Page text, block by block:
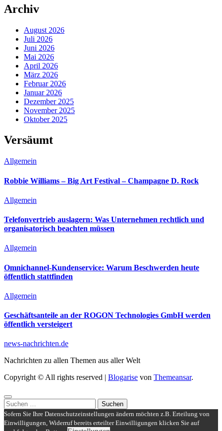
Archiv
August 2026
Juli 2026
Juni 2026
Mai 2026
April 2026
März 2026
Februar 2026
Januar 2026
Dezember 2025
November 2025
Oktober 2025
Versäumt
Allgemein
Robbie Williams – Big Art Festival – Champagne D. Rock
Allgemein
Telefonvertrieb auslagern: Was Unternehmen rechtlich und
organisatorisch beachten müssen
Allgemein
Omnichannel-Kundenservice: Warum Beschwerden heute
öffentlich stattfinden
Allgemein
Geschäftsanteile an der ROGON Technologies GmbH werden
öffentlich versteigert
news-nachrichten.de
Nachrichten zu allen Themen aus aller Welt
Copyright © All rights reserved
Blogarise von Themeansar.
Suchen
nach:
Sofern Sie Ihre Datenschutzeinstellungen ändern möchten z.B. Erteilung von
Einwilligungen, Widerruf bereits erteilter Einwilligungen klicken Sie auf